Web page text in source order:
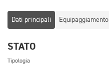
Dati principali Equipaggiamento
STATO
Tipologia